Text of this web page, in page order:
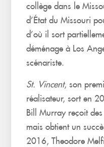
collège dans le
d’État du Missouri
d’où il sort
déménage à Los
scénariste.
St. Vincent, son
réalisateur, sort en
Bill Murray reçoit
mais obtient un
2016, Theodore